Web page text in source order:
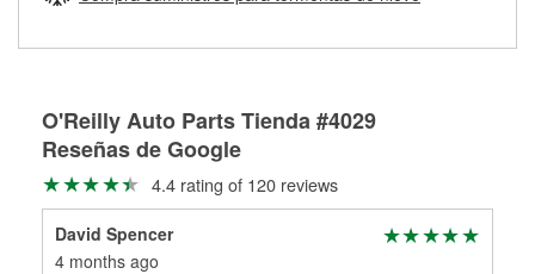
partes de reemplazo correctas para tu reparación.
O'Reilly Auto Parts Tienda #4029
Reseñas de Google
4.4 rating of 120 reviews
David Spencer
4 months ago